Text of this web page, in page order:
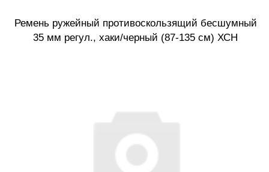
Ремень ружейный противоскользящий бесшумный
35 мм регул., хаки/черный (87-135 см) ХСН